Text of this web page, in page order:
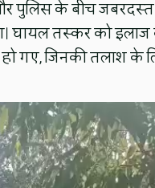
पुलिस के बीच जबरदस्त
घायल तस्कर को
गए, जिनकी तलाश के